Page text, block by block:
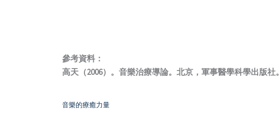
參考資料：
高天（2006）。音樂治療導論。北京，軍事醫學科學出版社。
音樂的療癒力量